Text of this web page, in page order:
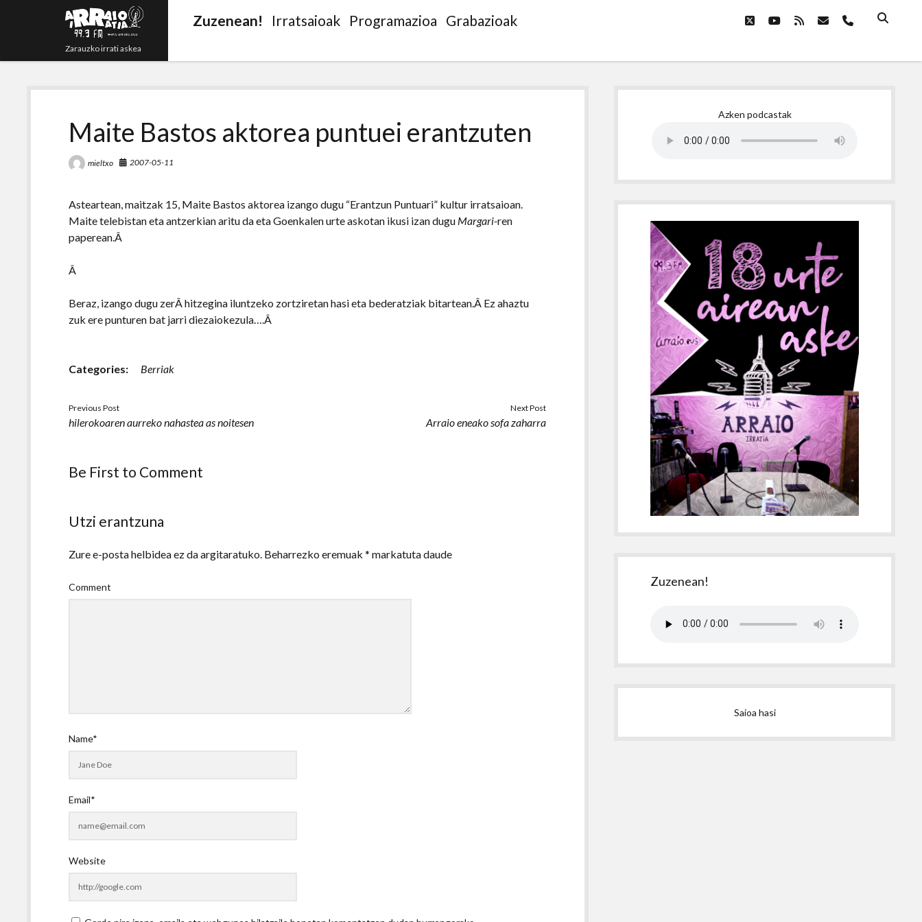
Zarauzko irrati askea
Zuzenean! Irratsaioak Programazioa Grabazioak twitteryoutube
rss emailphone
Maite Bastos aktorea puntuei erantzuten
mieltxo 2007-05-11
Asteartean, maitzak 15, Maite Bastos aktorea izango dugu “Erantzun Puntuari” kultur irratsaioan.
Maite telebistan eta antzerkian aritu da eta Goenkalen urte askotan ikusi izan dugu Margari-ren
paperean.Â
Â
Beraz, izango dugu zerÂ hitzegina iluntzeko zortziretan hasi eta bederatziak bitartean.Â Ez ahaztu
zuk ere punturen bat jarri diezaiokezula….Â
Categories: Berriak
Previous Post
hilerokoaren aurreko nahastea as noitesen
Next Post
Arraio eneako sofa zaharra
Be First to Comment
Utzi erantzuna
Zure e-posta helbidea ez da argitaratuko. Beharrezko eremuak* markatuta daude
Comment
Name*
Email*
Website
Azken podcastak
Zuzenean!
Saioa hasi